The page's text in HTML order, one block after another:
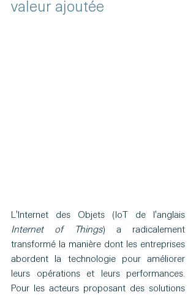
valeur ajoutée
Internet of Things) a radicalement
transformé la manière dont les entreprises
abordent la technologie pour améliorer
leurs opérations et leurs performances.
Pour les acteurs proposant des solutions